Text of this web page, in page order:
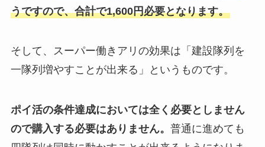
うですので、合計で1,600円必要となります。
そして、スーパー働きアリの効果は「建設隊列を
一隊列増やすことが出来る」というものです。
ポイ活の条件達成においては全く必要としません
ので購入する必要はありません。 普通に進めても